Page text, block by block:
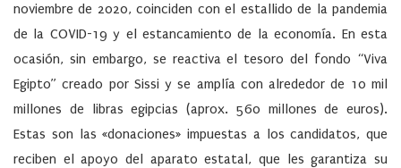
noviembre de 2020, coinciden con el estallido de la pandemia
de la COVID-19 y el estancamiento de la economía. En esta
ocasión, sin embargo, se reactiva el tesoro del fondo “Viva
Egipto” creado por Sissi y se amplía con alrededor de 10 mil
millones de libras egipcias (aprox. 560 millones de euros).
Estas son las «donaciones» impuestas a los candidatos, que
reciben el apoyo del aparato estatal, que les garantiza su